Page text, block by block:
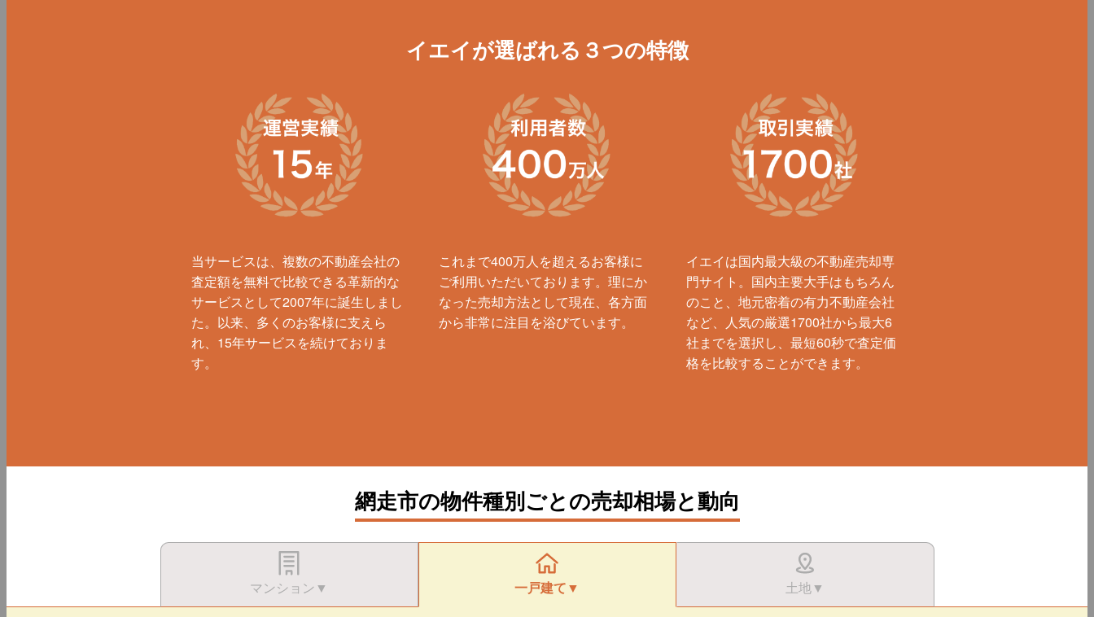
イエイが選ばれる３つの特徴
当サービスは、複数の不動産会社の
査定額を無料で比較できる革新的な
サービスとして2007年に誕生しまし
た。以来、多くのお客様に支えら
れ、15年サービスを続けておりま
す。
これまで400万人を超えるお客様に
ご利用いただいております。理にか
なった売却方法として現在、各方面
から非常に注目を浴びています。
イエイは国内最大級の不動産売却専
門サイト。国内主要大手はもちろん
のこと、地元密着の有力不動産会社
など、人気の厳選1700社から最大6
社までを選択し、最短60秒で査定価
格を比較することができます。
網走市の物件種別ごとの売却相場と動向
マンション▼ 一戸建て▼ 土地▼